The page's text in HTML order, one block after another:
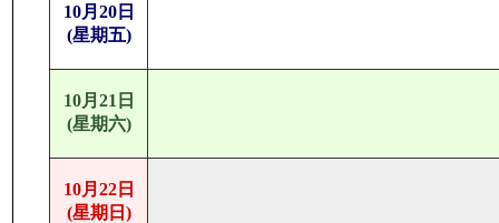
10月20日
(星期五)
10月21日
(星期六)
10月22日
(星期日)